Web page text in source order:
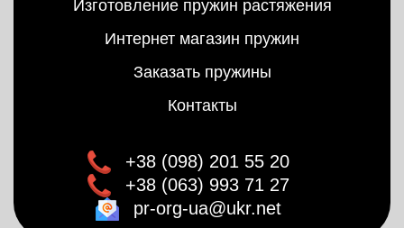
Изготовление пружин растяжения
Интернет магазин пружин
Заказать пружины
Контакты
+38 (098) 201 55 20
+38 (063) 993 71 27
pr-org-ua@ukr.net